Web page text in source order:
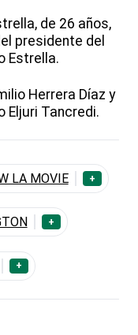
de 26 años,
presidente del
Estrella.
Herrera Díaz y
Eljuri Tancredi.
LA MOVIE +
+
+